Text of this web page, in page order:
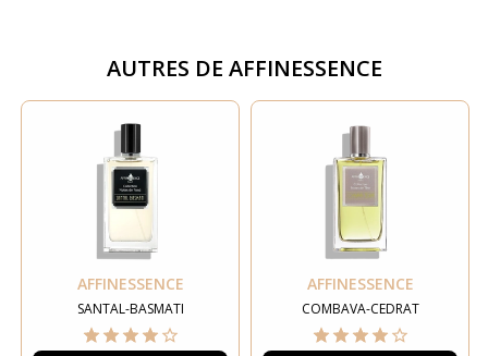
AUTRES DE AFFINESSENCE
AFFINESSENCE
SANTAL-BASMATI
AFFINESSENCE
COMBAVA-CEDRAT